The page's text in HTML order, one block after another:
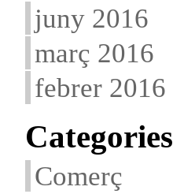
juny 2016
març 2016
febrer 2016
Categories
Comerç